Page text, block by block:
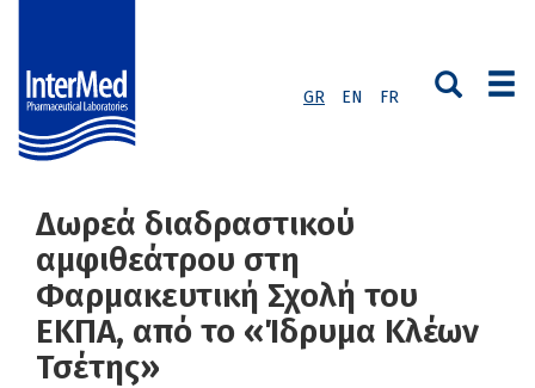
GR EN FR
Δωρεά διαδραστικού
αμφιθεάτρου στη
Φαρμακευτική Σχολή του
ΕΚΠΑ, από το «Ίδρυμα Κλέων
Τσέτης»